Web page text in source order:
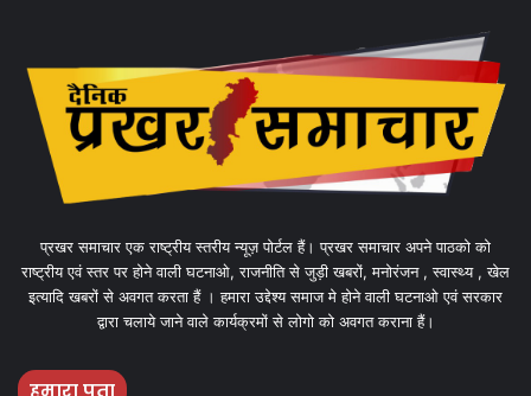
प्रखर समाचार एक राष्ट्रीय स्तरीय न्यूज़ पोर्टल हैं। प्रखर समाचार अपने पाठको को
राष्ट्रीय एवं स्तर पर होने वाली घटनाओ, राजनीति से जुड़ी खबरों, मनोरंजन , स्वास्थ्य , खेल
इत्यादि खबरों से अवगत करता हैं । हमारा उद्देश्य समाज मे होने वाली घटनाओ एवं सरकार
द्वारा चलाये जाने वाले कार्यक्रमों से लोगो को अवगत कराना हैं।
हमारा पता